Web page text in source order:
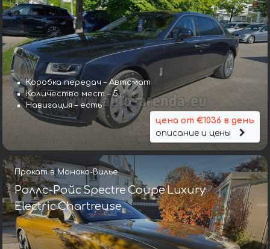
Коробка передач – Автомат
Количество мест – 5
Навигация – есть
цена от €1036 в день
описание и цены
Прокат в Монако-Вилье
Роллс-Ройс Spectre Coupe Luxury
Electric Chartreuse